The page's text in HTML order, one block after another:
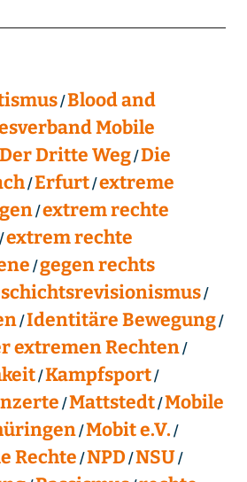
Blood and
Mobile
Der Dritte Weg Die
Erfurt extreme
extrem rechte
extrem rechte
gegen rechts
Identitäre Bewegung
extremen Rechten
Kampfsport
Mattstedt Mobile
Mobit e.V.
Rechte NPD NSU